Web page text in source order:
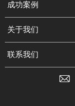
成功案例
关于我们
联系我们